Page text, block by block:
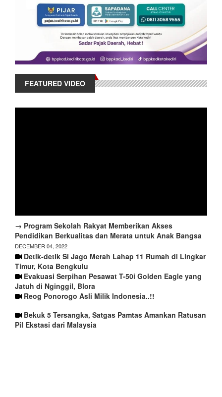
FEATURED VIDEO
→ Program Sekolah Rakyat Memberikan Akses
Pendidikan Berkualitas dan Merata untuk Anak Bangsa
DECEMBER 04, 2022
Detik-detik Si Jago Merah Lahap 11 Rumah di Lingkar
Timur, Kota Bengkulu
Evakuasi Serpihan Pesawat T-50i Golden Eagle yang
Jatuh di Nginggil, Blora
Reog Ponorogo Asli Milik Indonesia..!!
Bekuk 5 Tersangka, Satgas Pamtas Amankan Ratusan
Pil Ekstasi dari Malaysia